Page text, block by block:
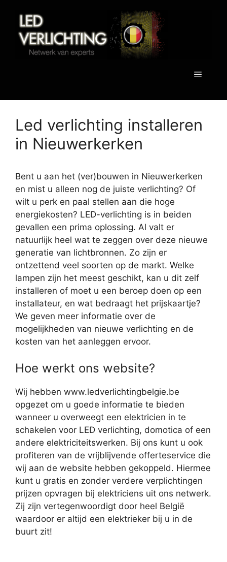
inhoud
Menu
Led verlichting installeren
in Nieuwerkerken
Bent u aan het (ver)bouwen in Nieuwerkerken
en mist u alleen nog de juiste verlichting? Of
wilt u perk en paal stellen aan die hoge
energiekosten? LED-verlichting is in beiden
gevallen een prima oplossing. Al valt er
natuurlijk heel wat te zeggen over deze nieuwe
generatie van lichtbronnen. Zo zijn er
ontzettend veel soorten op de markt. Welke
lampen zijn het meest geschikt, kan u dit zelf
installeren of moet u een beroep doen op een
installateur, en wat bedraagt het prijskaartje?
We geven meer informatie over de
mogelijkheden van nieuwe verlichting en de
kosten van het aanleggen ervoor.
Hoe werkt ons website?
Wij hebben www.ledverlichtingbelgie.be
opgezet om u goede informatie te bieden
wanneer u overweegt een elektricien in te
schakelen voor LED verlichting, domotica of een
andere elektriciteitswerken. Bij ons kunt u ook
profiteren van de vrijblijvende offerteservice die
wij aan de website hebben gekoppeld. Hiermee
kunt u gratis en zonder verdere verplichtingen
prijzen opvragen bij elektriciens uit ons netwerk.
Zij zijn vertegenwoordigt door heel België
waardoor er altijd een elektrieker bij u in de
buurt zit!